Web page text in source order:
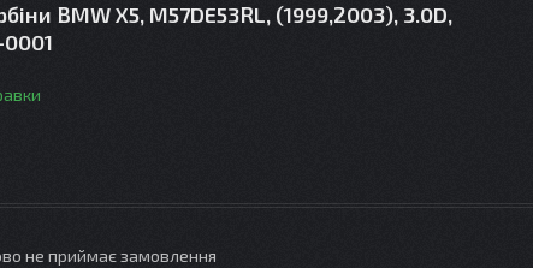
BMW X5, M57DE53RL, (1999,2003), 3.0D,
не приймає замовлення